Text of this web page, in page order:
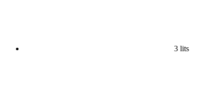
3 lits